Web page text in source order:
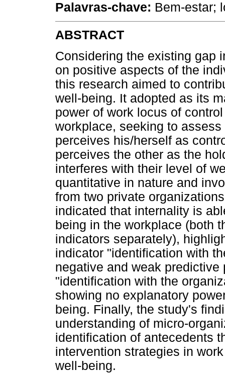
Palavras-chave: Bem-estar;
ABSTRACT
Considering the existing gap
on positive aspects of the
this research aimed to
well-being. It adopted as its
power of work locus of
workplace, seeking to
perceives his/herself as
perceives the other as the
interferes with their level of
quantitative in nature and
from two private
indicated that internality is
being in the workplace (both
indicators separately),
indicator "identification with
negative and weak
"identification with the
showing no explanatory
being. Finally, the study's
understanding of micro-
identification of antecedents
intervention strategies in
well-being.